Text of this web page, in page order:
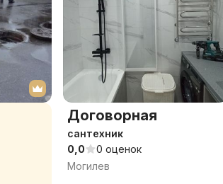
Договорная
сантехник
0,0
0 оценок
Могилев